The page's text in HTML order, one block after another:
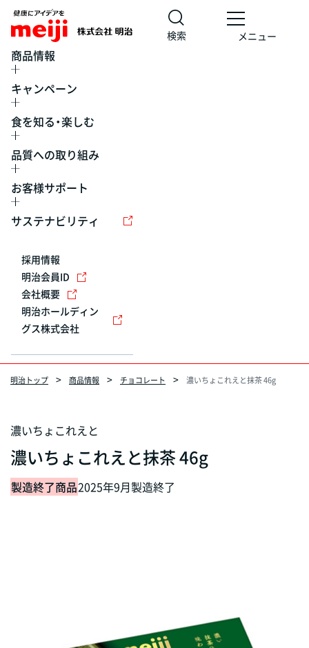
検索 メニュー
商品情報
キャンペーン
食を知る・楽しむ
品質への取り組み
お客様サポート
サステナビリティ
採用情報
明治会員ID
会社概要
明治ホールディン
グス株式会社
明治トップ 商品情報 チョコレート 濃いちょこれえと抹茶 46g
濃いちょこれえと
濃いちょこれえと抹茶 46g
製造終了商品2025年9月製造終了